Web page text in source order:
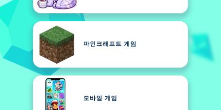
마인크래프트 게임
모바일 게임